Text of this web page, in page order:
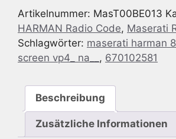
SCREEN
VP4
-
NA
670102581
Menge
Artikelnummer: MasT00BE013
HARMAN Radio Code, Maserati
Schlagwörter: maserati harman
screen vp4_ na__ , 670102581
Beschreibung
Zusätzliche Informationen